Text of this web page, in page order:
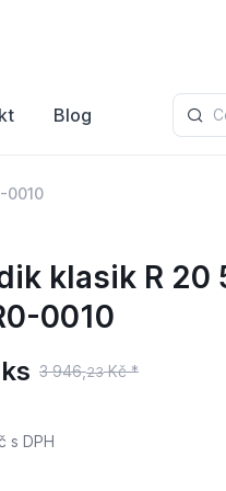
Blog
0010
klasik R
0010
3 946,23Kč *
s DPH